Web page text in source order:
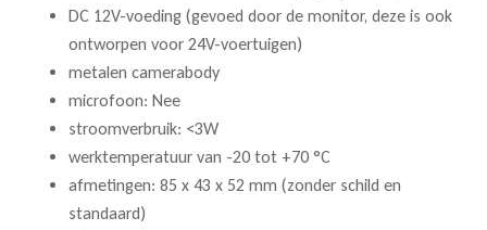
DC 12V-voeding (gevoed door de monitor, deze is ook
ontworpen voor 24V-voertuigen)
metalen camerabody
microfoon: Nee
stroomverbruik: <3W
werktemperatuur van -20 tot +70 °C
afmetingen: 85 x 43 x 52 mm (zonder schild en
standaard)